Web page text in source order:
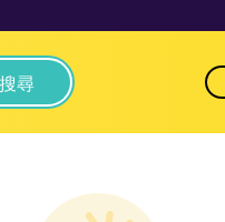
搜尋